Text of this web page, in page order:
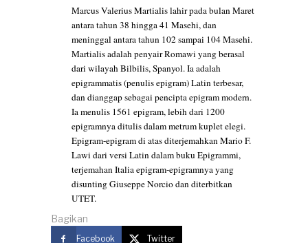
Marcus Valerius Martialis lahir pada bulan Maret
antara tahun 38 hingga 41 Masehi, dan
meninggal antara tahun 102 sampai 104 Masehi.
Martialis adalah penyair Romawi yang berasal
dari wilayah Bilbilis, Spanyol. Ia adalah
epigrammatis (penulis epigram) Latin terbesar,
dan dianggap sebagai pencipta epigram modern.
Ia menulis 1561 epigram, lebih dari 1200
epigramnya ditulis dalam metrum kuplet elegi.
Epigram-epigram di atas diterjemahkan Mario F.
Lawi dari versi Latin dalam buku Epigrammi,
terjemahan Italia epigram-epigramnya yang
disunting Giuseppe Norcio dan diterbitkan
UTET.
Bagikan
Facebook Twitter